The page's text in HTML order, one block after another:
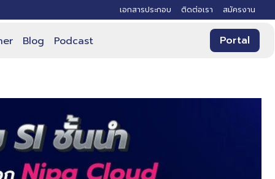
เอกสารประกอบ ติดต่อเรา สมัครงาน
Blog Podcast Portal